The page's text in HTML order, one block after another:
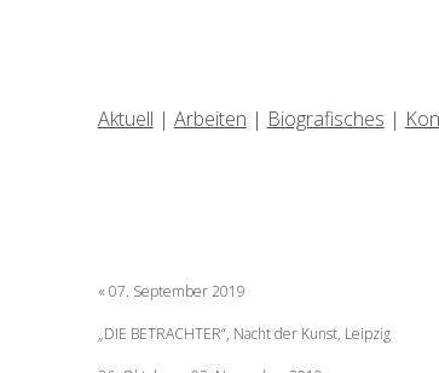
Aktuell | Arbeiten | Biografisches |
07. September 2019
„DIE BETRACHTER“, Nacht der Kunst, Leipzig